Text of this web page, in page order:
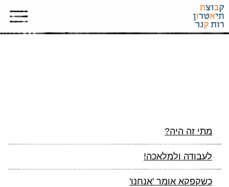
מתי זה היה?
לעבודה ולמלאכה!
כשקפקא אומר 'אנחנו'